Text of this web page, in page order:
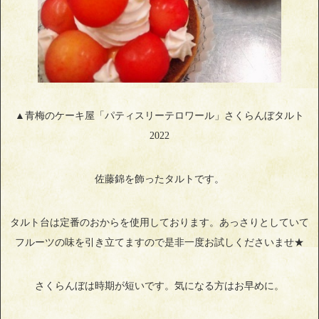
▲青梅のケーキ屋「パティスリーテロワール」さくらんぼタルト
2022
佐藤錦を飾ったタルトです。
タルト台は定番のおからを使用しております。あっさりとしていて
フルーツの味を引き立てますので是非一度お試しくださいませ★
さくらんぼは時期が短いです。気になる方はお早めに。